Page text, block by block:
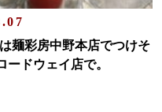
彩房中野本店でつけそ
ドウェイ店で。